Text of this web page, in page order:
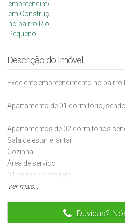
Descrição do Imóvel
Excelente empreendimento no bairro
Apartamento de 01 dormitório,
Apartamentos de 02 dormitórios
Sala de estar e jantar
Cozinha
Área de serviço
01 vaga de garagem
Ver mais...
Dúvidas?